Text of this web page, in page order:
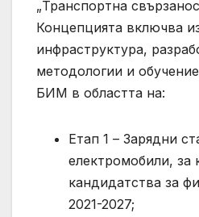
„Транспортна
Концепцията включва
инфраструктура,
методологии и
БИМ в областта на:
Етап 1 – Зарядни
електромобили,
кандидатства за
2021-2027;